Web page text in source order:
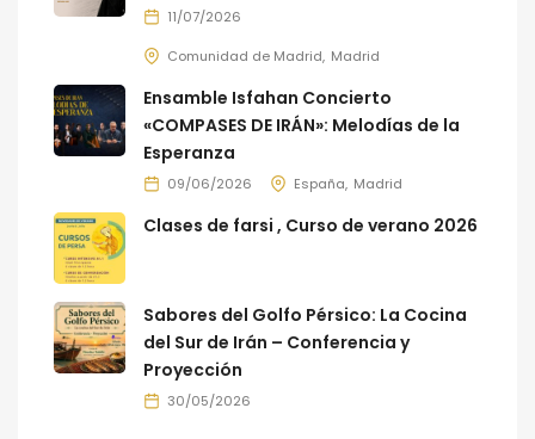
11/07/2026
Comunidad de Madrid Madrid
Ensamble Isfahan Concierto
«COMPASES DE IRÁN»: Melodías de la
Esperanza
09/06/2026 España Madrid
Clases de farsi , Curso de verano 2026
Sabores del Golfo Pérsico: La Cocina
del Sur de Irán – Conferencia y
Proyección
30/05/2026